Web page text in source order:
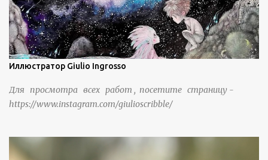
Иллюстратор Giulio Ingrosso
Для просмотра всех работ , посетите страницу -
https://www.instagram.com/giulioscribble/